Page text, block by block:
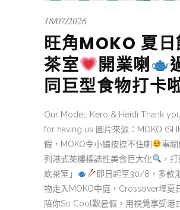
18/07/2026
旺角MOKO 夏日
茶室
開業喇
同巨型食物打卡
Our Model: Kero & Heidi Thank
for having us 圖片來源：MOKO
假，MOKO令小編按捺不住喇
事關
列港式茶樓標誌性美食巨大化
，
底茶室」
即日起至30/8，多款
物走入MOKO中庭，Crossover埋夏
陪你So Cool歎暑假，用視覺享受港